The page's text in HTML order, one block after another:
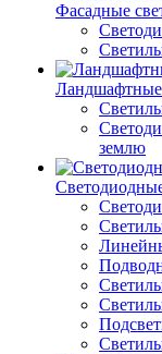
Фасадные
Ландшафтные
землю